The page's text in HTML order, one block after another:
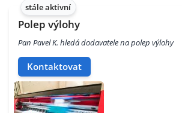
stále aktivní
Polep výlohy
Pan Pavel K. hledá dodavatele na polep výlohy
Kontaktovat